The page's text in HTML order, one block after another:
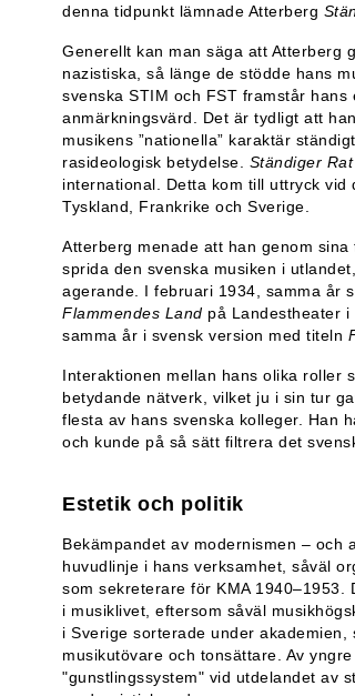
denna tidpunkt lämnade Atterberg
Generellt kan man säga att Atterberg
nazistiska, så länge de stödde hans
svenska STIM och FST framstår
anmärkningsvärd. Det är tydligt att
musikens ”nationella” karaktär
rasideologisk betydelse. Ständiger Rat
international. Detta kom till uttryck
Tyskland, Frankrike och Sverige.
Atterberg menade att han genom
sprida den svenska musiken i
agerande. I februari 1934, samma år
Flammendes Land på Landestheater
samma år i svensk version med titeln
Interaktionen mellan hans olika roller
betydande nätverk, vilket ju i sin tur
flesta av hans svenska kolleger. Han
och kunde på så sätt filtrera det
Estetik och politik
Bekämpandet av modernismen – och
huvudlinje i hans verksamhet, såväl
som sekreterare för KMA
i musiklivet, eftersom såväl
i Sverige sorterade under
musikutövare och tonsättare. Av
"gunstlingssystem" vid utdelandet av